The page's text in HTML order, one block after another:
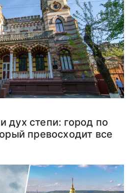
степи: город по
превосходит все